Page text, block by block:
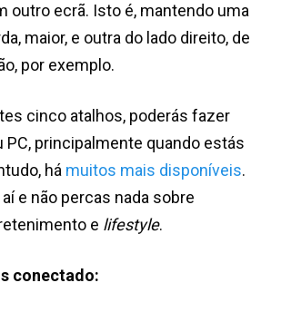
outro ecrã. Isto é, mantendo uma
maior, e outra do lado direito, de
por exemplo.
cinco atalhos, poderás fazer
PC, principalmente quando estás
há muitos mais disponíveis.
e não percas nada sobre
e lifestyle.
conectado: